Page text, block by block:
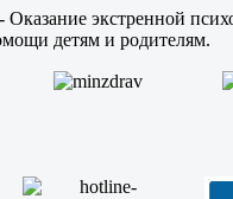
- Оказание экстренной
детям и родителям.